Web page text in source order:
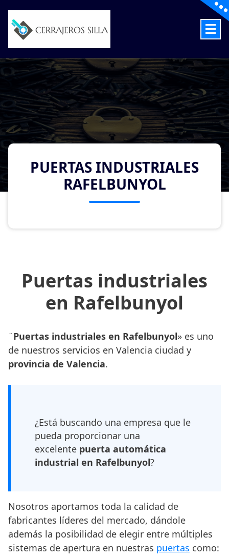
content
PUERTAS INDUSTRIALES
RAFELBUNYOL
Puertas industriales
en Rafelbunyol
¨Puertas industriales en Rafelbunyol» es uno
de nuestros servicios en Valencia ciudad y
provincia de Valencia.
¿Está buscando una empresa que le
pueda proporcionar una
excelente puerta automática
industrial en Rafelbunyol?
Nosotros aportamos toda la calidad de
fabricantes líderes del mercado, dándole
además la posibilidad de elegir entre múltiples
sistemas de apertura en nuestras puertas como: